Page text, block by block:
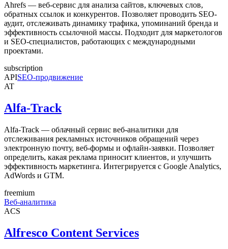
Ahrefs — веб-сервис для анализа сайтов, ключевых слов,
обратных ссылок и конкурентов. Позволяет проводить SEO-
аудит, отслеживать динамику трафика, упоминаний бренда и
эффективность ссылочной массы. Подходит для маркетологов
и SEO-специалистов, работающих с международными
проектами.
subscription
APISEO-продвижение
AT
Alfa-Track
Alfa-Track — облачный сервис веб-аналитики для
отслеживания рекламных источников обращений через
электронную почту, веб-формы и офлайн-заявки. Позволяет
определить, какая реклама приносит клиентов, и улучшить
эффективность маркетинга. Интегрируется с Google Analytics,
AdWords и GTM.
freemium
Веб-аналитика
ACS
Alfresco Content Services